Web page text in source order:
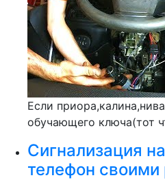
Если
обучающего ключа(тот
Сигнализация
телефон своими